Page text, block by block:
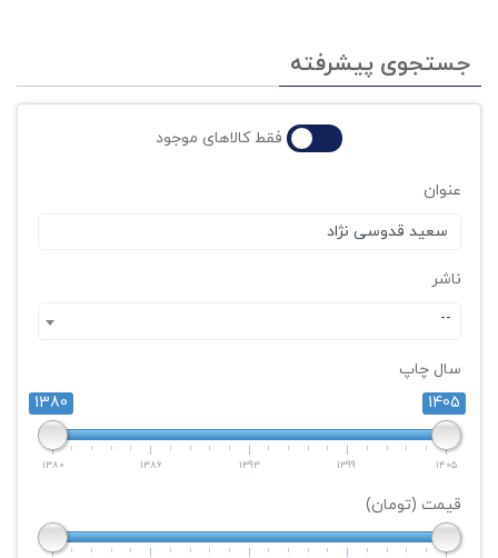
جستجوی پیشرفته
فقط کالاهای موجود
عنوان
ناشر
--
سال چاپ
1380
1405
1380 1386 1393 1399 1405
قیمت (تومان)